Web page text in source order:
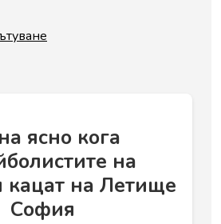
ясно кога
на
кацат на Летище
София